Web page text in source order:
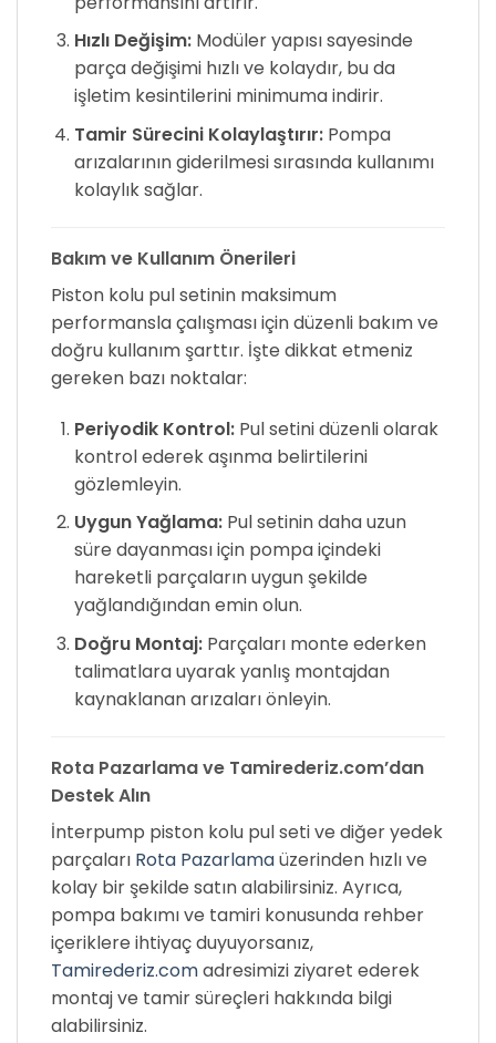
Hızlı Değişim:Modüler yapısı sayesinde
parça değişimi hızlı ve kolaydır, bu da
işletim kesintilerini minimuma indirir.
Tamir Sürecini Kolaylaştırır:Pompa
arızalarının giderilmesi sırasında kullanımı
kolaylık sağlar.
Bakım ve Kullanım Önerileri
Piston kolu pul setinin maksimum
performansla çalışması için düzenli bakım ve
doğru kullanım şarttır. İşte dikkat etmeniz
gereken bazı noktalar:
Periyodik Kontrol:Pul setini düzenli olarak
kontrol ederek aşınma belirtilerini
gözlemleyin.
Uygun Yağlama:Pul setinin daha uzun
süre dayanması için pompa içindeki
hareketli parçaların uygun şekilde
yağlandığından emin olun.
Doğru Montaj:Parçaları monte ederken
talimatlara uyarak yanlış montajdan
kaynaklanan arızaları önleyin.
Rota Pazarlama ve Tamirederiz.com’dan
Destek Alın
İnterpump piston kolu pul seti ve diğer yedek
parçaları Rota Pazarlamaüzerinden hızlı ve
kolay bir şekilde satın alabilirsiniz. Ayrıca,
pompa bakımı ve tamiri konusunda rehber
içeriklere ihtiyaç duyuyorsanız,
Tamirederiz.comadresimizi ziyaret ederek
montaj ve tamir süreçleri hakkında bilgi
alabilirsiniz.